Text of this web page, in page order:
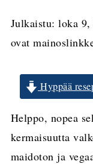
Julkaistu:loka 9,
ovat
Hyppää
Helppo, nopea
kermaisuutta
maidoton ja